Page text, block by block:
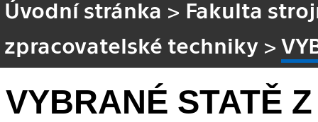
Úvodní stránka > Fakulta
zpracovatelské techniky >
VYBRANÉ STATĚ